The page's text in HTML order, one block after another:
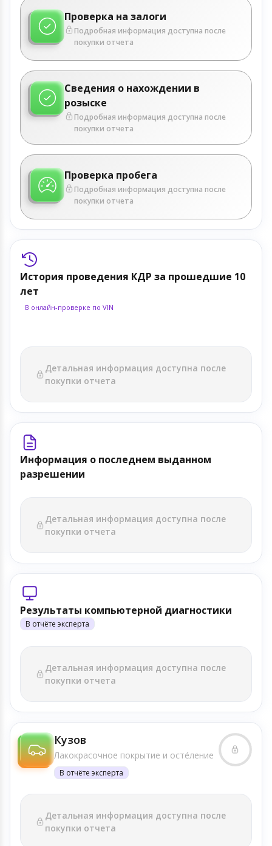
Проверка на залоги
Подробная информация доступна после
покупки отчета
Сведения о нахождении в
розыске
Подробная информация доступна после
покупки отчета
Проверка пробега
Подробная информация доступна после
покупки отчета
История проведения КДР за прошедшие 10
лет
В онлайн-проверке по VIN
Детальная информация доступна после
покупки отчета
Информация о последнем выданном
разрешении
Детальная информация доступна после
покупки отчета
Результаты компьютерной диагностики
В отчёте эксперта
Детальная информация доступна после
покупки отчета
Кузов
Лакокрасочное покрытие и осте́ление
В отчёте эксперта
Детальная информация доступна после
покупки отчета